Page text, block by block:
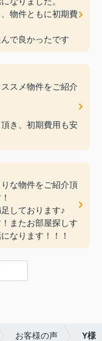
物件ともに初期費
で良かったです
スメ物件をご紹介
き、初期費用も安
、ＲＯＯＭトレジ
お部屋に巡り合え
！！
な物件をご紹介頂
しております♪
またお部屋探しす
なります！！！
お客様の声 Y様